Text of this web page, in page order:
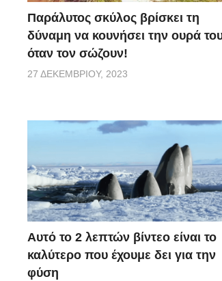
Παράλυτος σκύλος βρίσκει τη
δύναμη να κουνήσει την ουρά
όταν τον σώζουν!
27 ΔΕΚΕΜΒΡΊΟΥ, 2023
Αυτό το 2 λεπτών βίντεο είναι το
καλύτερο που έχουμε δει για την
φύση